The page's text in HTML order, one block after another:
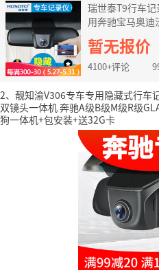
瑞世泰T9行车
用奔驰宝马奥迪
田丰田别克日产
镜头+自行安装+
暂无报价
4100+评论
2、靓知渝V306专车专用隐藏式行车
双镜头一体机 奔驰A级B级M级R级
狗一体机+包安装+送32G卡